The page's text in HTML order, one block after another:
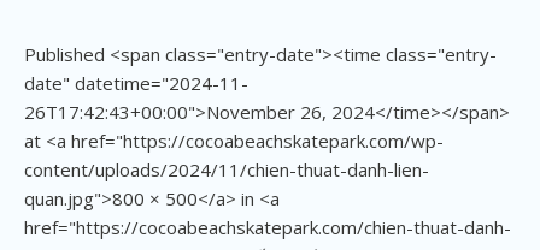
Published <span class="entry-date"><time class="entry-
date" datetime="2024-11-
26T17:42:43+00:00">November 26, 2024</time></span>
at <a href="https://cocoabeachskatepark.com/wp-
content/uploads/2024/11/chien-thuat-danh-lien-
quan.jpg">800 × 500</a> in <a
href="https://cocoabeachskatepark.com/chien-thuat-danh-